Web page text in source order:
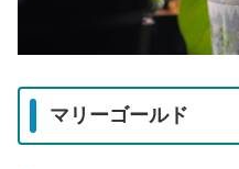
マリーゴールド